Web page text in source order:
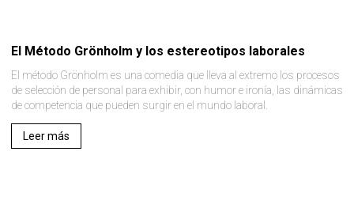
El Método Grönholm y los estereotipos laborales
El método Grönholm es una comedia que lleva al extremo los procesos
de selección de personal para exhibir, con humor e ironía, las dinámicas
de competencia que pueden surgir en el mundo laboral.
Leer más